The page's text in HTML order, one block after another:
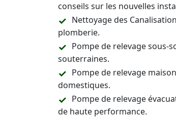
conseils sur les nouvelles
Nettoyage des
plomberie.
Pompe de relevage sous-
souterraines.
Pompe de relevage
domestiques.
Pompe de relevage
de haute performance.